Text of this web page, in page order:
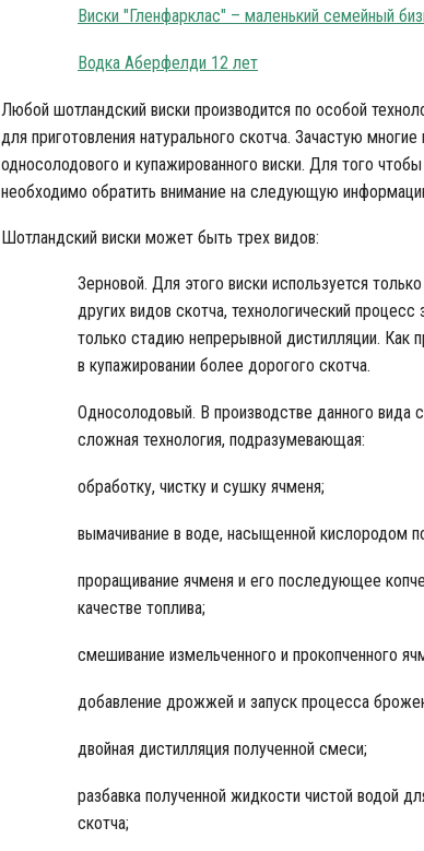
Виски "Гленфарклас" – маленький семейный
Водка Аберфелди 12 лет
Любой шотландский виски производится по особой
для приготовления натурального скотча. Зачастую
односолодового и купажированного виски. Для того
необходимо обратить внимание на следующую
Шотландский виски может быть трех видов:
Зерновой. Для этого виски используется
других видов скотча, технологический
только стадию непрерывной дистилляции. Как
в купажировании более дорогого скотча.
Односолодовый. В производстве данного вида
сложная технология, подразумевающая:
обработку, чистку и сушку ячменя;
вымачивание в воде, насыщенной кислородом
проращивание ячменя и его последующее
качестве топлива;
смешивание измельченного и прокопченного
добавление дрожжей и запуск процесса
двойная дистилляция полученной смеси;
разбавка полученной жидкости чистой водой
скотча;